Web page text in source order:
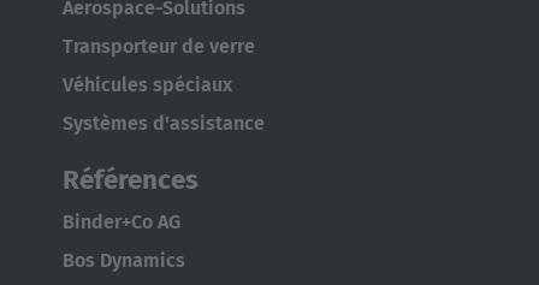
Italia
Italiano
Luxembourg
Français Deutsch
Aerospace-Solutions
Transporteur de verre
Véhicules spéciaux
Systèmes d'assistance
Références
Binder+Co AG
Bos Dynamics